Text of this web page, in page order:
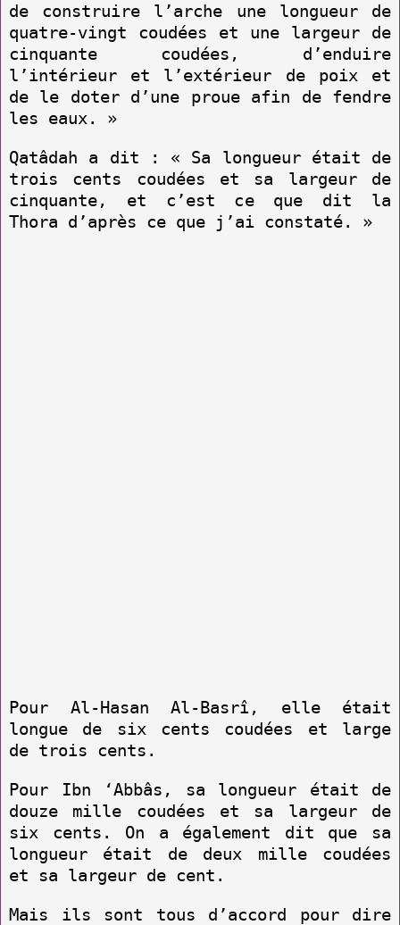
de construire l’arche une longueur de
quatre-vingt coudées et une largeur de
cinquante coudées, d’enduire
l’intérieur et l’extérieur de poix et
de le doter d’une proue afin de fendre
les eaux. »
Qatâdah a dit : « Sa longueur était de
trois cents coudées et sa largeur de
cinquante, et c’est ce que dit la
Thora d’après ce que j’ai constaté. »
Pour Al-Hasan Al-Basrî, elle était
longue de six cents coudées et large
de trois cents.
Pour Ibn ‘Abbâs, sa longueur était de
douze mille coudées et sa largeur de
six cents. On a également dit que sa
longueur était de deux mille coudées
et sa largeur de cent.
Mais ils sont tous d’accord pour dire